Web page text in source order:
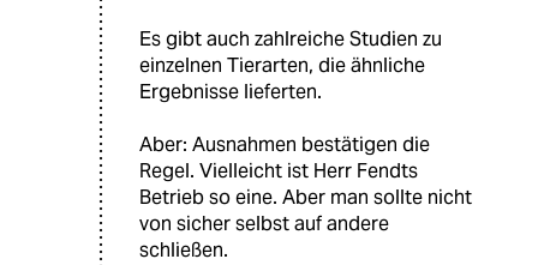
Es gibt auch zahlreiche Studien zu
einzelnen Tierarten, die ähnliche
Ergebnisse lieferten.
Aber: Ausnahmen bestätigen die
Regel. Vielleicht ist Herr Fendts
Betrieb so eine. Aber man sollte nicht
von sicher selbst auf andere
schließen.